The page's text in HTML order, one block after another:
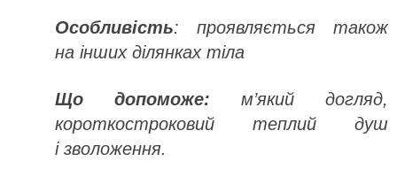
Особливість: проявляється також
на інших ділянках тіла
Що допоможе: м’який догляд,
короткостроковий теплий душ
і зволоження.